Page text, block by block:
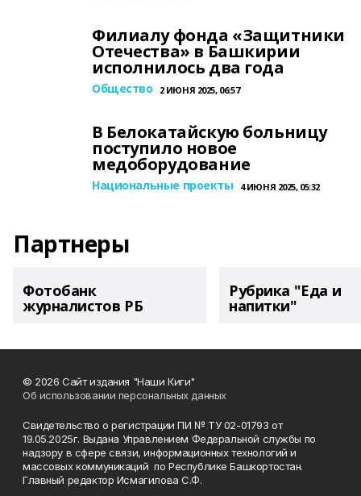
Филиалу фонда «Защитники
Отечества» в Башкирии
исполнилось два года
Общество 2 ИЮНЯ 2025, 06:57
В Белокатайскую больницу
поступило новое
медоборудование
Национальные проекты 4 ИЮНЯ 2025, 05:32
Партнеры
Фотобанк
журналистов РБ
Рубрика "Еда и
напитки"
© 2026 Сайт издания "Наши Киги"
Об использовании персональных данных
Свидетельство о регистрации ПИ № ТУ 02-01793 от
19.05.2025г. Выдана Управлением Федеральной службы по
надзору в сфере связи, информационных технологий и
массовых коммуникаций по Республике Башкортостан.
Главный редактор Исмагилова С.Ф.